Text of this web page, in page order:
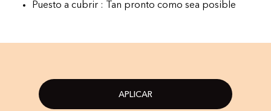
Puesto a cubrir : Tan pronto como sea posible
APLICAR